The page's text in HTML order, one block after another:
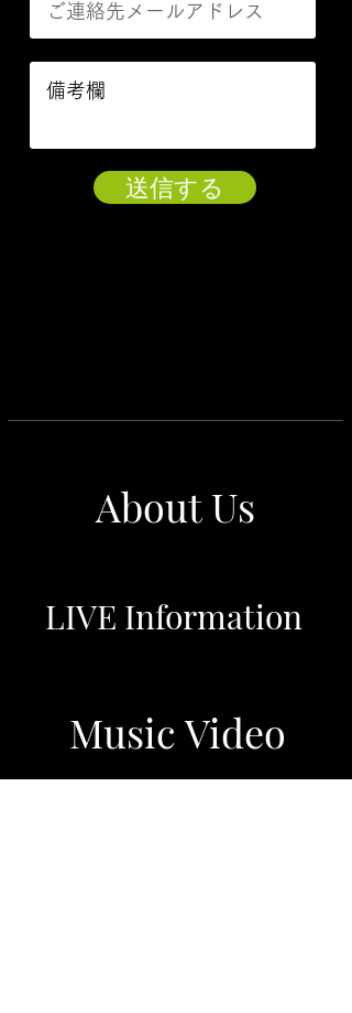
送信する
About Us
LIVE Information
Music Video